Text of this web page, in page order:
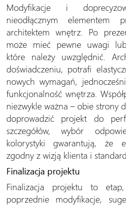
Modyfikacje i
nieodłącznym elementem
architektem wnętrz. Po
może mieć pewne uwagi
które należy uwzględnić.
doświadczeniu, potrafi
nowych wymagań,
funkcjonalność wnętrza.
niezwykle ważna – obie strony
doprowadzić projekt do
szczegółów, wybór
kolorystyki gwarantują, że
zgodny z wizją klienta i
Finalizacja projektu
Finalizacja projektu to
poprzednie modyfikacje,